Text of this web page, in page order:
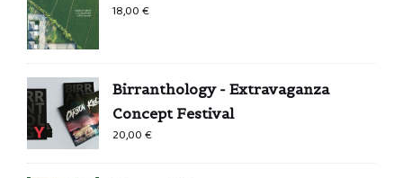
18,00€
Birranthology - Extravaganza
Concept Festival
20,00€